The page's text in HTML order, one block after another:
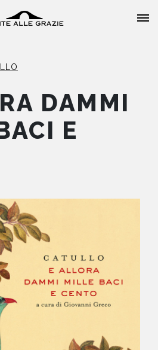
HOME
SIAMO
AUTORI
EVENTI
NEWS
DAMMI
E